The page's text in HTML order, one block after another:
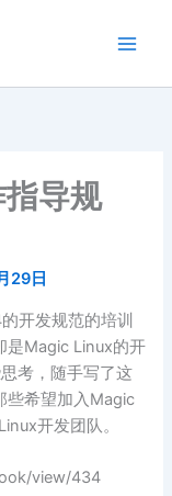
导规
29日
开发规范的培训
是Magic Linux的开
考，随手写了这
些希望加入Magic
开发团队。
view/434